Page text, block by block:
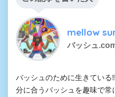
mellow
バッシュ
バッシュのために生きている
分に合うバッシュを趣味で